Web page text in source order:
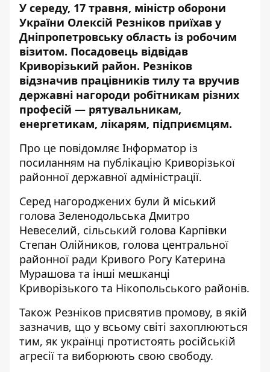
У середу, 17 травня, міністр оборони
України Олексій Резніков приїхав у
Дніпропетровську область із робочим
візитом. Посадовець відвідав
Криворізький район. Резніков
відзначив працівників тилу та вручив
державні нагороди робітникам різних
професій — рятувальникам,
енергетикам, лікарям, підприємцям.
Про це повідомляє Інформатор із
посиланням на публікацію Криворізької
районної державної адміністрації.
Серед нагороджених були й міський
голова Зеленодольська Дмитро
Невеселий, сільський голова Карпівки
Степан Олійников, голова центральної
районної ради Кривого Рогу Катерина
Мурашова та інші мешканці
Криворізького та Нікопольського районів.
Також Резніков присвятив промову, в якій
зазначив, що у всьому світі захоплюються
тим, як українці протистоять російській
агресії та виборюють свою свободу.